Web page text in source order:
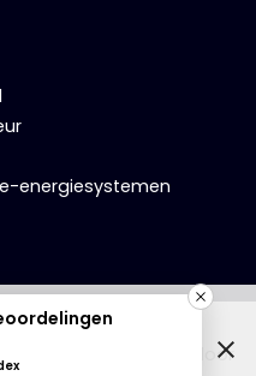
energiesystemen
•Sitemap
laten maken door
van onze
van onze
ons gebruik van